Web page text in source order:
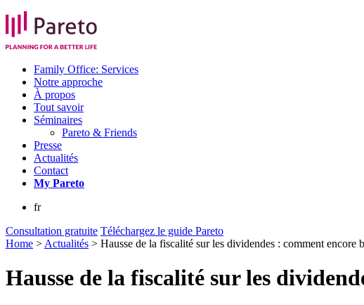
Family Office: Services
Notre approche
À propos
Tout savoir
Séminaires
Pareto & Friends
Presse
Actualités
Contact
My Pareto
fr
Consultation gratuite Téléchargez le guide Pareto
Home > Actualités > Hausse de la fiscalité sur les dividendes : comment encore
Hausse de la fiscalité sur les